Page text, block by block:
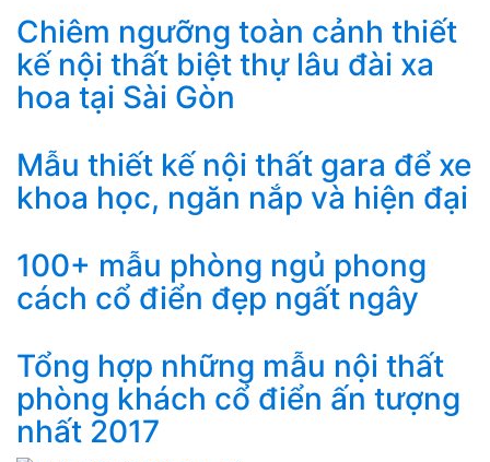
Chiêm ngưỡng toàn cảnh thiết
kế nội thất biệt thự lâu đài xa
hoa tại Sài Gòn
Mẫu thiết kế nội thất gara để xe
khoa học, ngăn nắp và hiện đại
100+ mẫu phòng ngủ phong
cách cổ điển đẹp ngất ngây
Tổng hợp những mẫu nội thất
phòng khách cổ điển ấn tượng
nhất 2017